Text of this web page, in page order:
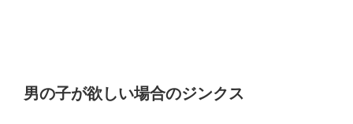
男の子が欲しい場合のジンクス